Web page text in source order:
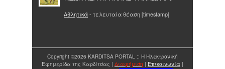
Αθλητικά- τελευταία θέαση [timestamp]
Copyright ©2026 KARDITSA PORTAL :: Η Ηλεκτρονική
Εφημερίδα της Καρδίτσας | Διαφήμιση | Επικοινωνία |